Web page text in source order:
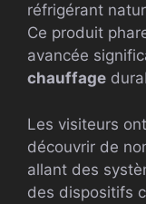
réfrigérant
Ce produit
avancée
chauffage
Les visiteurs
découvrir de
allant des
des dispositifs